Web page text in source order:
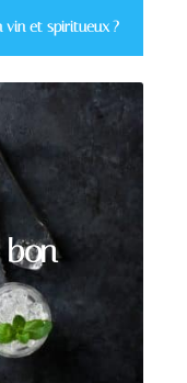
vin et spiritueux ?
bon